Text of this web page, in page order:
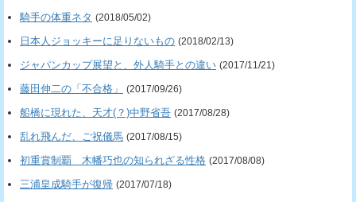
騎手の体重ネタ (2018/05/02)
日本人ジョッキーに足りないもの (2018/02/13)
ジャパンカップ展望と、外人騎手との違い (2017/11/21)
藤田伸二の「不合格」 (2017/09/26)
船橋に現れた、天才(？)中野省吾 (2017/08/28)
乱れ飛んだ、ご祝儀馬 (2017/08/15)
初重賞制覇 木幡巧也の知られざる性格 (2017/08/08)
三浦皇成騎手が復帰 (2017/07/18)